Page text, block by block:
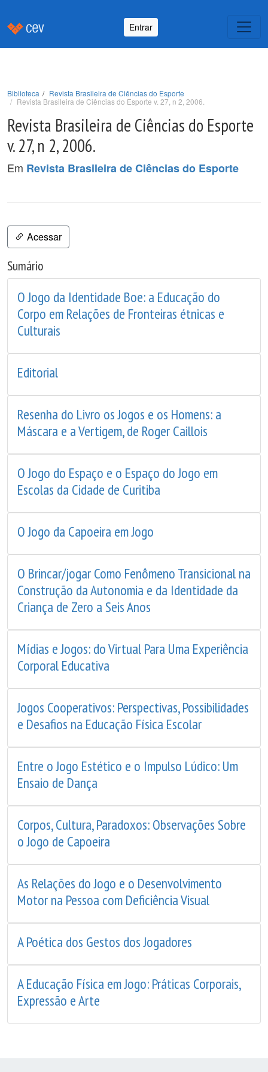
Entrar
Biblioteca
Revista Brasileira de Ciências do Esporte
Revista Brasileira de Ciências do Esporte v. 27, n 2, 2006.
Revista Brasileira de Ciências do Esporte
v. 27, n 2, 2006.
Em Revista Brasileira de Ciências do Esporte
Acessar
Sumário
O Jogo da Identidade Boe: a Educação do
Corpo em Relações de Fronteiras étnicas e
Culturais
Editorial
Resenha do Livro os Jogos e os Homens: a
Máscara e a Vertigem, de Roger Caillois
O Jogo do Espaço e o Espaço do Jogo em
Escolas da Cidade de Curitiba
O Jogo da Capoeira em Jogo
O Brincar/jogar Como Fenômeno Transicional na
Construção da Autonomia e da Identidade da
Criança de Zero a Seis Anos
Mídias e Jogos: do Virtual Para Uma Experiência
Corporal Educativa
Jogos Cooperativos: Perspectivas, Possibilidades
e Desafios na Educação Física Escolar
Entre o Jogo Estético e o Impulso Lúdico: Um
Ensaio de Dança
Corpos, Cultura, Paradoxos: Observações Sobre
o Jogo de Capoeira
As Relações do Jogo e o Desenvolvimento
Motor na Pessoa com Deficiência Visual
A Poética dos Gestos dos Jogadores
A Educação Física em Jogo: Práticas Corporais,
Expressão e Arte